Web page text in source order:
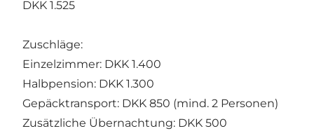
DKK 1.525
Zuschläge:
Einzelzimmer: DKK 1.400
Halbpension: DKK 1.300
Gepäcktransport: DKK 850 (mind. 2 Personen)
Zusätzliche Übernachtung: DKK 500